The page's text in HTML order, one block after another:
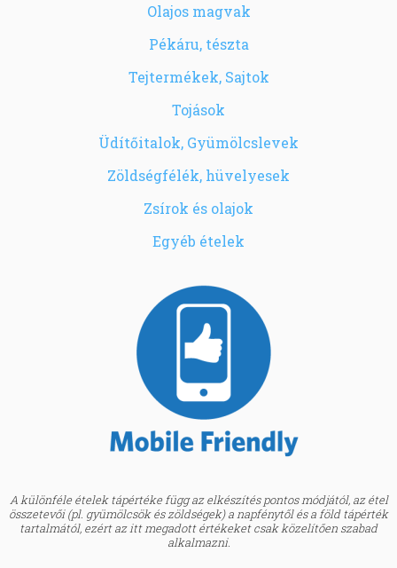
Olajos magvak
Pékáru, tészta
Tejtermékek, Sajtok
Tojások
Üdítőitalok, Gyümölcslevek
Zöldségfélék, hüvelyesek
Zsírok és olajok
Egyéb ételek
A különféle ételek tápértéke függ az elkészítés pontos módjától, az étel
összetevői (pl. gyümölcsök és zöldségek) a napfénytől és a föld tápérték
tartalmától, ezért az itt megadott értékeket csak közelítően szabad
alkalmazni.